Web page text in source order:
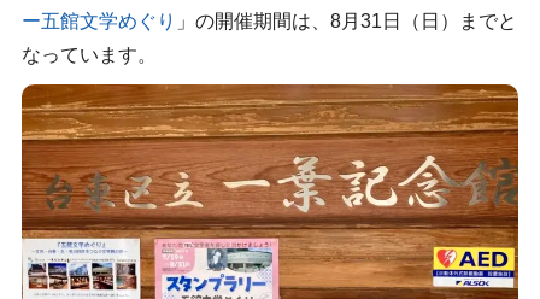
ー五館文学めぐり 」の開催期間は、8月31日（日）までと
なっています。